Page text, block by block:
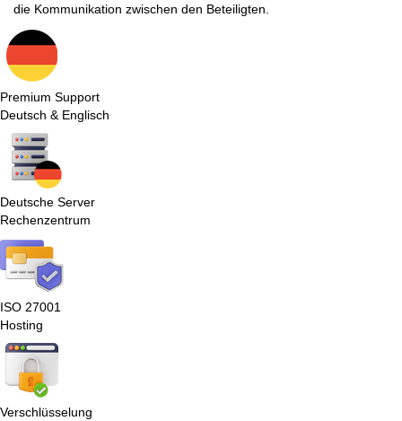
die Kommunikation zwischen den Beteiligten.
Premium Support
Deutsch & Englisch
Deutsche Server
Rechenzentrum
ISO 27001
Hosting
Verschlüsselung